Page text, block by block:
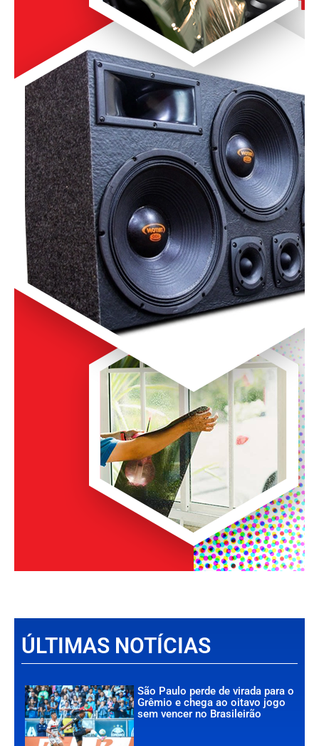
ÚLTIMAS NOTÍCIAS
São Paulo perde de virada para o
Grêmio e chega ao oitavo jogo
sem vencer no Brasileirão